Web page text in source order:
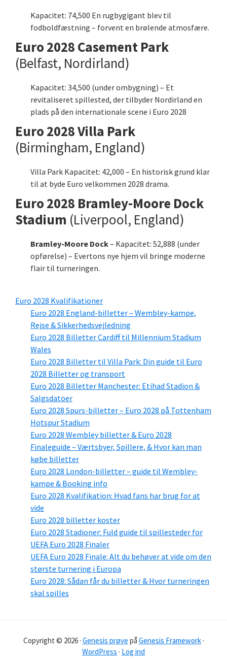
Kapacitet: 74,500 En rugbygigant blev til
fodboldfæstning – forvent en brølende atmosfære.
Euro 2028 Casement Park
(Belfast, Nordirland)
Kapacitet: 34,500 (under ombygning) – Et
revitaliseret spillested, der tilbyder Nordirland en
plads på den internationale scene i Euro 2028
Euro 2028 Villa Park
(Birmingham, England)
Villa Park Kapacitet: 42,000 – En historisk grund klar
til at byde Euro velkommen 2028 drama.
Euro 2028 Bramley-Moore Dock
Stadium (Liverpool, England)
Bramley-Moore Dock– Kapacitet: 52,888 (under
opførelse) – Evertons nye hjem vil bringe moderne
flair til turneringen.
Euro 2028 Kvalifikationer
Euro 2028 England-billetter – Wembley-kampe,
Rejse & Sikkerhedsvejledning
Euro 2028 Billetter Cardiff til Millennium Stadium
Wales
Euro 2028 Billetter til Villa Park: Din guide til Euro
2028 Billetter og transport
Euro 2028 Billetter Manchester: Etihad Stadion &
Salgsdatoer
Euro 2028 Spurs-billetter – Euro 2028 på Tottenham
Hotspur Stadium
Euro 2028 Wembley billetter & Euro 2028
Finaleguide – Værtsbyer, Spillere, & Hvor kan man
købe billetter
Euro 2028 London-billetter – guide til Wembley-
kampe & Booking info
Euro 2028 Kvalifikation: Hvad fans har brug for at
vide
Euro 2028 billetter koster
Euro 2028 Stadioner: Fuld guide til spillesteder for
UEFA Euro 2028 Finaler
UEFA Euro 2028 Finale: Alt du behøver at vide om den
største turnering i Europa
Euro 2028: Sådan får du billetter & Hvor turneringen
skal spilles
Copyright © 2026 · Genesis prøve på Genesis Framework·
WordPress · Log ind